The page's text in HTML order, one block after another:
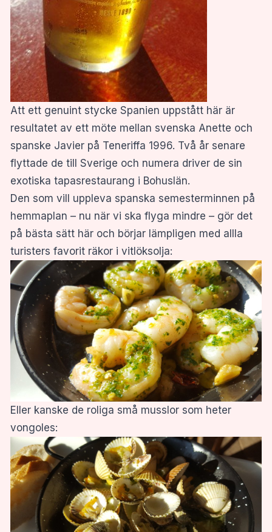
Att ett genuint stycke Spanien uppstått här är
resultatet av ett möte mellan svenska Anette och
spanske Javier på Teneriffa 1996. Två år senare
flyttade de till Sverige och numera driver de sin
exotiska tapasrestaurang i Bohuslän.
Den som vill uppleva spanska semesterminnen på
hemmaplan – nu när vi ska flyga mindre – gör det
på bästa sätt här och börjar lämpligen med allla
turisters favorit räkor i vitlöksolja:
Eller kanske de roliga små musslor som heter
vongoles: